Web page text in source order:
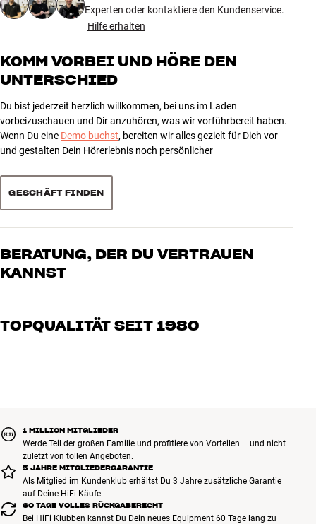
ANGEBOTE
Store Finden
Kundendienst
Anmelden
Bauen mit Klang
Experten oder kontaktiere den Kundenservice.
Hilfe erhalten
KOMM VORBEI UND HÖRE DEN
UNTERSCHIED
Du bist jederzeit herzlich willkommen, bei uns im Laden
vorbeizuschauen und Dir anzuhören, was wir vorführbereit haben.
Wenn Du eine Demo buchst, bereiten wir alles gezielt für Dich vor
und gestalten Dein Hörerlebnis noch persönlicher
GESCHÄFT FINDEN
BERATUNG, DER DU VERTRAUEN
KANNST
Unsere Mitarbeiter sind echte Enthusiasten, die unsere Produkte
oder Heimkino. Erzähle uns, wovon Du träumst, und wir finden
TOPQUALITÄT SEIT 1980
1 MILLION MITGLIEDER
Werde Teil der großen Familie und profitiere von Vorteilen – und nicht
zuletzt von tollen Angeboten.
5 JAHRE MITGLIEDERGARANTIE
Als Mitglied im Kundenklub erhältst Du 3 Jahre zusätzliche Garantie
auf Deine HiFi-Käufe.
60 TAGE VOLLES RÜCKGABERECHT
Bei HiFi Klubben kannst Du Dein neues Equipment 60 Tage lang zu